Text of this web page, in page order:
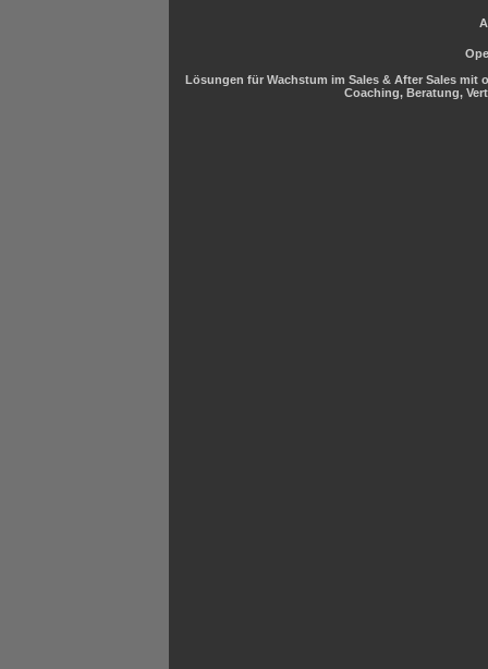
Lösungen für Wachstum im Sales & After Sales
Coaching, Beratung,